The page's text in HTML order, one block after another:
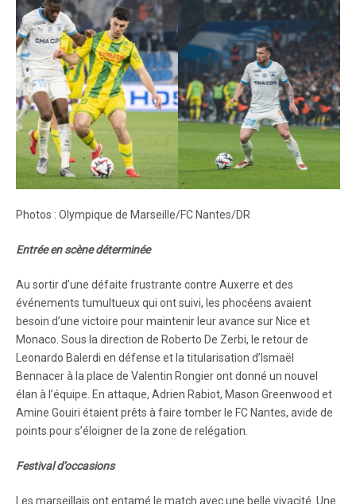
Photos : Olympique de Marseille/FC Nantes/DR
Entrée en scène déterminée
Au sortir d’une défaite frustrante contre Auxerre et des
événements tumultueux qui ont suivi, les phocéens avaient
besoin d’une victoire pour maintenir leur avance sur Nice et
Monaco. Sous la direction de Roberto De Zerbi, le retour de
Leonardo Balerdi en défense et la titularisation d’Ismaël
Bennacer à la place de Valentin Rongier ont donné un nouvel
élan à l’équipe. En attaque, Adrien Rabiot, Mason Greenwood et
Amine Gouiri étaient prêts à faire tomber le FC Nantes, avide de
points pour s’éloigner de la zone de relégation.
Festival d’occasions
Les marseillais ont entamé le match avec une belle vivacité. Une